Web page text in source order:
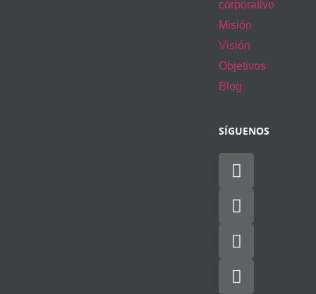
corporativo
Misión
Visión
Objetivos
Blog
SÍGUENOS